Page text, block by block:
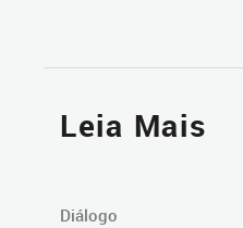
Leia Mais
Diálogo